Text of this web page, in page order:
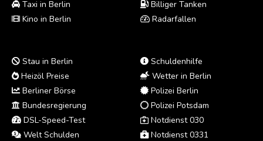
Taxi in Berlin
Kino in Berlin
Billiger Tanken
Radarfallen
Stau in Berlin
Heizöl Preise
Berliner Börse
Bundesregierung
DSL-Speed-Test
Welt Schulden
Schuldenhilfe
Wetter in Berlin
Polizei Berlin
Polizei Potsdam
Notdienst 030
Notdienst 0331